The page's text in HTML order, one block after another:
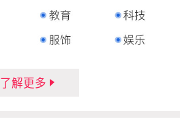
了解更多